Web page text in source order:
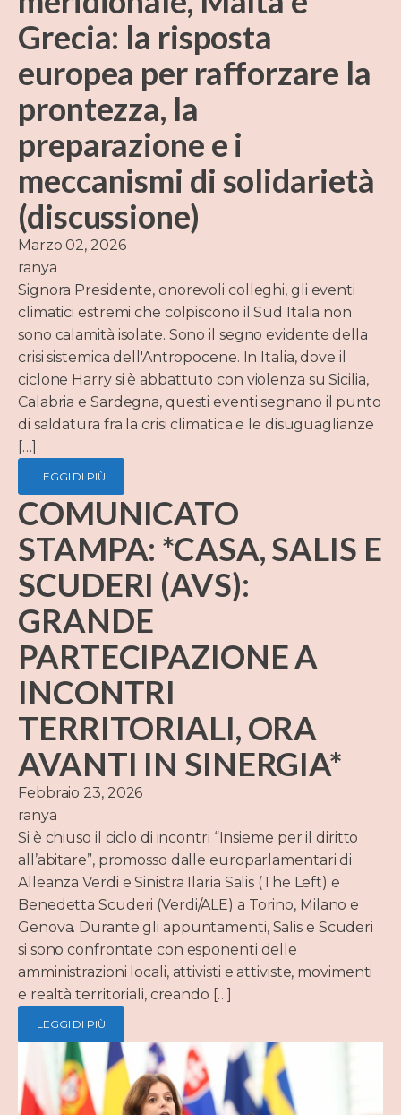
Grecia: la risposta
europea per rafforzare la
prontezza, la
preparazione e i
meccanismi di solidarietà
(discussione)
Marzo 02, 2026
ranya
Signora Presidente, onorevoli colleghi, gli eventi
climatici estremi che colpiscono il Sud Italia non
sono calamità isolate. Sono il segno evidente della
crisi sistemica dell'Antropocene. In Italia, dove il
ciclone Harry si è abbattuto con violenza su Sicilia,
Calabria e Sardegna, questi eventi segnano il punto
di saldatura fra la crisi climatica e le disuguaglianze
[…]
LEGGI DI PIÙ
COMUNICATO
STAMPA: *CASA, SALIS E
SCUDERI (AVS):
GRANDE
PARTECIPAZIONE A
INCONTRI
TERRITORIALI, ORA
AVANTI IN SINERGIA*
Febbraio 23, 2026
ranya
Si è chiuso il ciclo di incontri “Insieme per il diritto
all’abitare”, promosso dalle europarlamentari di
Alleanza Verdi e Sinistra Ilaria Salis (The Left) e
Benedetta Scuderi (Verdi/ALE) a Torino, Milano e
Genova. Durante gli appuntamenti, Salis e Scuderi
si sono confrontate con esponenti delle
amministrazioni locali, attivisti e attiviste, movimenti
e realtà territoriali, creando […]
LEGGI DI PIÙ